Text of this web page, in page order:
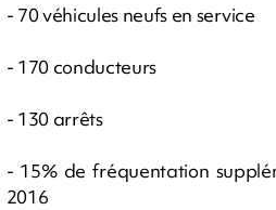
- 70 véhicules neufs en service
- 170 conducteurs
- 130 arrêts
- 15% de fréquentation
2016